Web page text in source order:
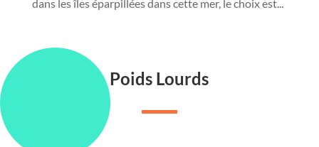
dans les îles éparpillées dans cette mer, le choix est...
Poids Lourds